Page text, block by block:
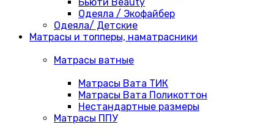
Одеяла / Экофайбер
Одеяла/ Детские
Матрасы и топперы, наматрасники
Матрасы ватные
Матрасы Вата ТИК
Матрасы Вата Поликоттон
Нестандартные размеры
Матрасы ППУ